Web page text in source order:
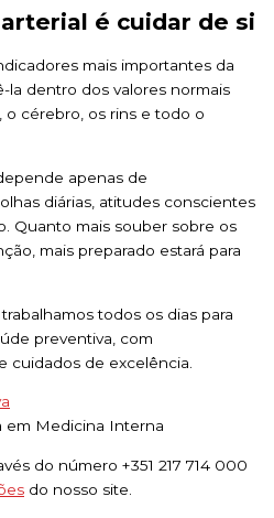
é cuidar de si
mais importantes da
la dentro dos valores normais
o cérebro, os rins e todo o
apenas de
diárias, atitudes conscientes
Quanto mais souber sobre os
mais preparado estará para
todos os dias para
preventiva, com
cuidados de excelência.
em Medicina Interna
do número +351 217 714 000
do nosso site.